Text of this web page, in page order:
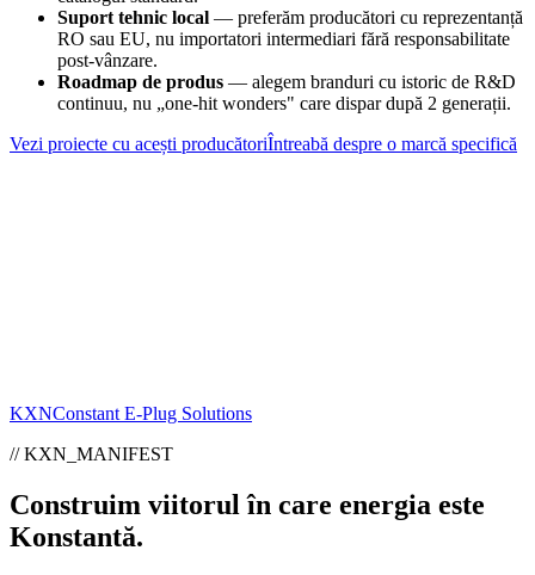
Suport tehnic local — preferăm producători cu reprezentanță
RO sau EU, nu importatori intermediari fără responsabilitate
post-vânzare.
Roadmap de produs — alegem branduri cu istoric de R&D
continuu, nu „one-hit wonders" care dispar după 2 generații.
Vezi proiecte cu acești producătoriÎntreabă despre o marcă specifică
KXNConstant E-Plug Solutions
// KXN_MANIFEST
Construim viitorul în care energia este
Konstantă.